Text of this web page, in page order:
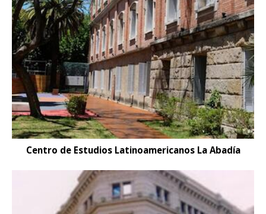
Centro de Estudios Latinoamericanos La Abadía